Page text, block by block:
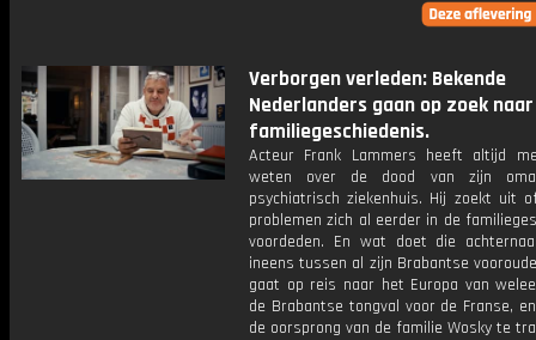
Verborgen verleden: Bekende
Nederlanders gaan op zoek
familiegeschiedenis.
Acteur Frank Lammers heeft altijd
weten over de dood van zijn
psychiatrisch ziekenhuis. Hij zoekt uit
problemen zich al eerder in de
voordeden. En wat doet die
ineens tussen al zijn Brabantse
gaat op reis naar het Europa van
de Brabantse tongval voor de Franse,
de oorsprong van de familie Wosky te